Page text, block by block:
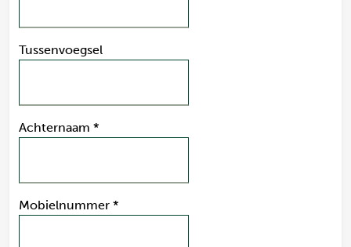
Tussenvoegsel
Achternaam *
Mobielnummer *